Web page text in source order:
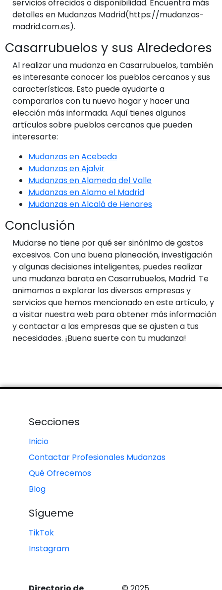
servicios ofrecidos o disponibilidad. Encuentra más
detalles en Mudanzas Madrid(https://mudanzas-
madrid.com.es).
Casarrubuelos y sus Alrededores
Al realizar una mudanza en Casarrubuelos, también
es interesante conocer los pueblos cercanos y sus
características. Esto puede ayudarte a
compararlos con tu nuevo hogar y hacer una
elección más informada. Aquí tienes algunos
artículos sobre pueblos cercanos que pueden
interesarte:
Mudanzas en Acebeda
Mudanzas en Ajalvir
Mudanzas en Alameda del Valle
Mudanzas en Alamo el Madrid
Mudanzas en Alcalá de Henares
Conclusión
Mudarse no tiene por qué ser sinónimo de gastos
excesivos. Con una buena planeación, investigación
y algunas decisiones inteligentes, puedes realizar
una mudanza barata en Casarrubuelos, Madrid. Te
animamos a explorar las diversas empresas y
servicios que hemos mencionado en este artículo, y
a visitar nuestra web para obtener más información
y contactar a las empresas que se ajusten a tus
necesidades. ¡Buena suerte con tu mudanza!
Secciones
Inicio
Contactar Profesionales Mudanzas
Qué Ofrecemos
Blog
Sígueme
TikTok
Instagram